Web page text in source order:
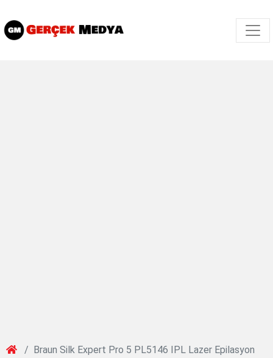
Braun Silk Expert Pro 5 PL5146 IPL Lazer Epilasyon